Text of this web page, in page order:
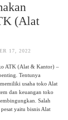
(Alat
17, 2022
ATK (Alat & Kantor) –
Tentunya
usaha toko Alat
dan keuangan toko
Salah
yaitu bisnis Alat